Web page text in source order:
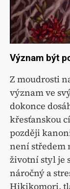
Význam být
Z moudrosti
význam ve
dokonce
křesťanskou
později
není středem
životní styl je
náročný a
Hikikomori,